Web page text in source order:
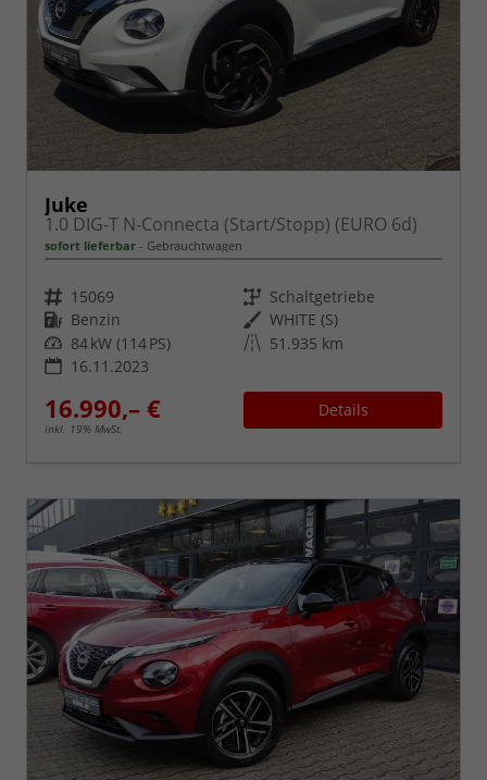
Juke
1.0 DIG-T N-Connecta (Start/Stopp) (EURO 6d)
sofort lieferbar Gebrauchtwagen
Fahrzeugnr. 15069 Getriebe Schaltgetriebe
Kraftstoff Benzin Außenfarbe WHITE (S)
Leistung 84 kW (114 PS) Kilometerstand 51.935 km
16.11.2023
16.990,– €
inkl. 19% MwSt.
Details